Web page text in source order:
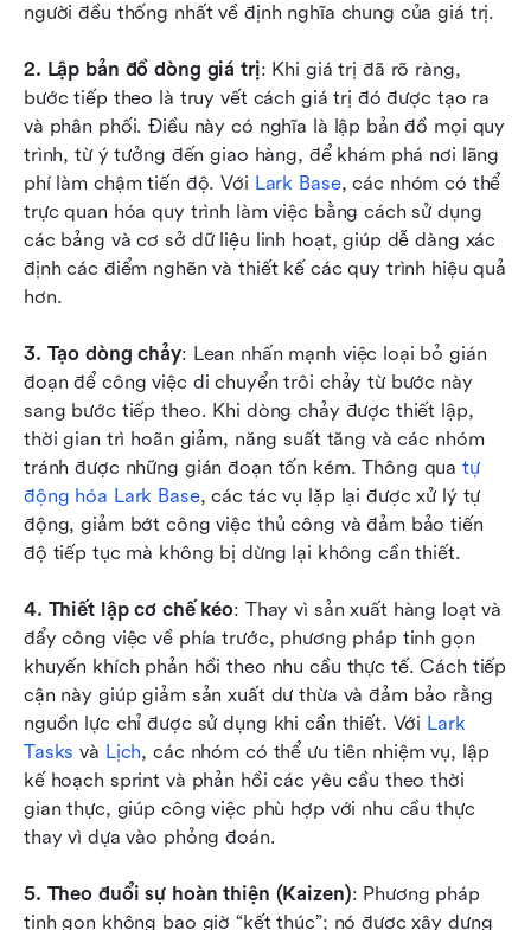
người đều thống nhất về định nghĩa chung của giá trị.
2. Lập bản đồ dòng giá trị: Khi giá trị đã rõ ràng,
bước tiếp theo là truy vết cách giá trị đó được tạo ra
và phân phối. Điều này có nghĩa là lập bản đồ mọi quy
trình, từ ý tưởng đến giao hàng, để khám phá nơi lãng
phí làm chậm tiến độ. Với Lark Base, các nhóm có thể
trực quan hóa quy trình làm việc bằng cách sử dụng
các bảng và cơ sở dữ liệu linh hoạt, giúp dễ dàng xác
định các điểm nghẽn và thiết kế các quy trình hiệu quả
hơn.
3. Tạo dòng chảy: Lean nhấn mạnh việc loại bỏ gián
đoạn để công việc di chuyển trôi chảy từ bước này
sang bước tiếp theo. Khi dòng chảy được thiết lập,
thời gian trì hoãn giảm, năng suất tăng và các nhóm
tránh được những gián đoạn tốn kém. Thông qua tự
động hóa Lark Base, các tác vụ lặp lại được xử lý tự
động, giảm bớt công việc thủ công và đảm bảo tiến
độ tiếp tục mà không bị dừng lại không cần thiết.
4. Thiết lập cơ chế kéo: Thay vì sản xuất hàng loạt và
đẩy công việc về phía trước, phương pháp tinh gọn
khuyến khích phản hồi theo nhu cầu thực tế. Cách tiếp
cận này giúp giảm sản xuất dư thừa và đảm bảo rằng
nguồn lực chỉ được sử dụng khi cần thiết. Với Lark
Tasks và Lịch, các nhóm có thể ưu tiên nhiệm vụ, lập
kế hoạch sprint và phản hồi các yêu cầu theo thời
gian thực, giúp công việc phù hợp với nhu cầu thực
thay vì dựa vào phỏng đoán.
5. Theo đuổi sự hoàn thiện (Kaizen): Phương pháp
tinh gọn không bao giờ “kết thúc”; nó được xây dựng